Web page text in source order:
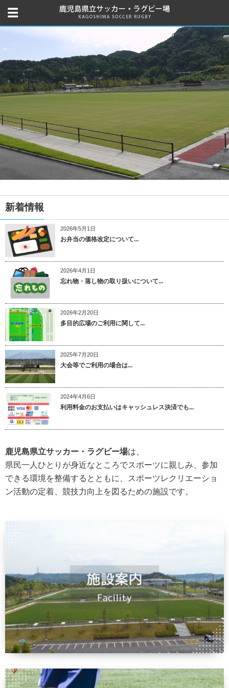
新着情報
2026年5月1日
お弁当の価格改定について...
2026年4月1日
忘れ物・落し物の取り扱いについて...
2026年2月20日
多目的広場のご利用に関して...
2025年7月20日
大会等でご利用の場合は...
2024年4月6日
利用料金のお支払いはキャッシュレス決済でも...
鹿児島県立サッカー・ラグビー場は、
県民一人ひとりが身近なところでスポーツに親しみ、参加
できる環境を整備するとともに、スポーツレクリエーショ
ン活動の定着、競技力向上を図るための施設です。